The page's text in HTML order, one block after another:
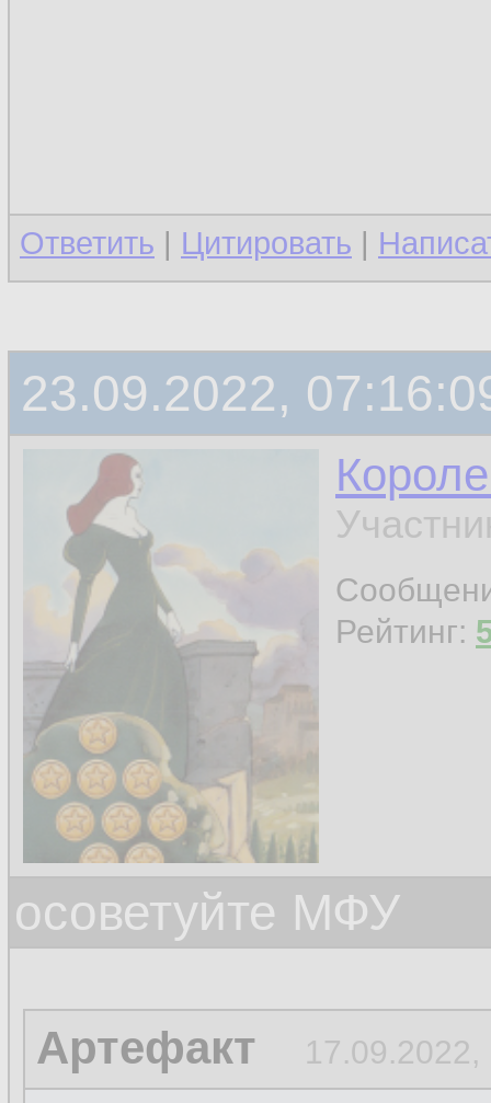
Ответить | Цитировать |
23.09.2022,
Рейтинг:
осоветуйте МФУ
Артефакт 17.09.2022,